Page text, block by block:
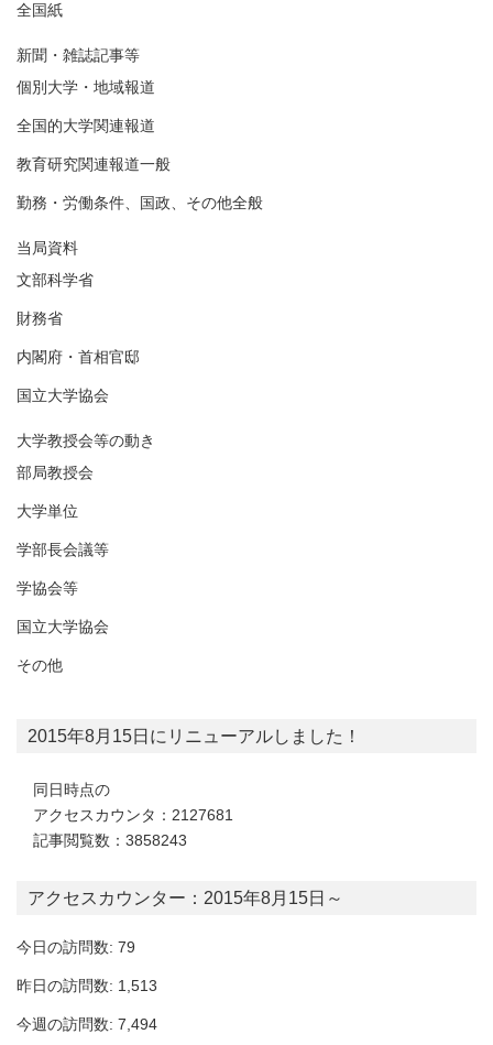
全国紙
新聞・雑誌記事等
個別大学・地域報道
全国的大学関連報道
教育研究関連報道一般
勤務・労働条件、国政、その他全般
当局資料
文部科学省
財務省
内閣府・首相官邸
国立大学協会
大学教授会等の動き
部局教授会
大学単位
学部長会議等
学協会等
国立大学協会
その他
2015年8月15日にリニューアルしました！
同日時点の
アクセスカウンタ：2127681
記事閲覧数：3858243
アクセスカウンター：2015年8月15日～
今日の訪問数: 79
昨日の訪問数: 1,513
今週の訪問数: 7,494